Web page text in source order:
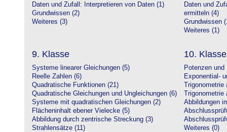
Daten und Zufall: Interpretieren von Daten (1)
Grundwissen (2)
Weiteres (3)
Daten und
ermitteln (4)
Grundwissen
Weiteres (1)
9. Klasse
Systeme linearer Gleichungen (5)
Reelle Zahlen (6)
Quadratische Funktionen (21)
Quadratische Gleichungen und Ungleichungen (6)
Systeme mit quadratischen Gleichungen (2)
Flächeninhalt ebener Vielecke (5)
Abbildung durch zentrische Streckung (3)
Strahlensätze (11)
10. Klasse
Potenzen
Exponential-
Abbildungen
Weiteres (0)